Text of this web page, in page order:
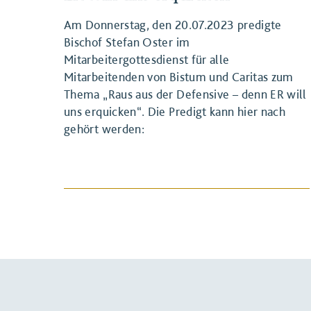
Am Donnerstag, den 20.07.2023 predigte
Bischof Stefan Oster im
Mitarbeitergottesdienst für alle
Mitarbeitenden von Bistum und Caritas zum
Thema „Raus aus der Defensive – denn ER will
uns erquicken“. Die Predigt kann hier nach
gehört werden: